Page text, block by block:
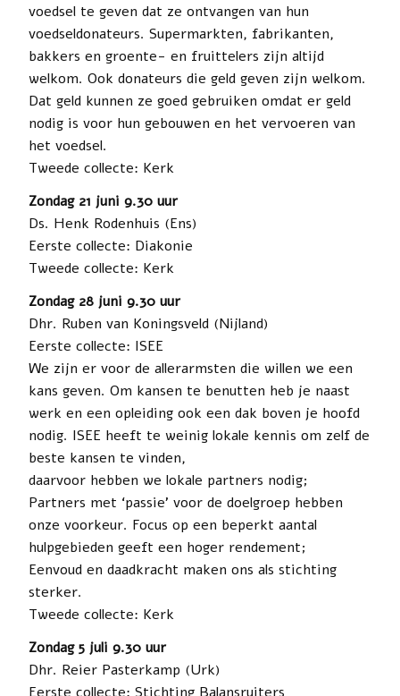
voedsel te geven dat ze ontvangen van hun
voedseldonateurs. Supermarkten, fabrikanten,
bakkers en groente- en fruittelers zijn altijd
welkom. Ook donateurs die geld geven zijn welkom.
Dat geld kunnen ze goed gebruiken omdat er geld
nodig is voor hun gebouwen en het vervoeren van
het voedsel.
Tweede collecte: Kerk
Zondag 21 juni 9.30 uur
Ds. Henk Rodenhuis (Ens)
Eerste collecte: Diakonie
Tweede collecte: Kerk
Zondag 28 juni 9.30 uur
Dhr. Ruben van Koningsveld (Nijland)
Eerste collecte: ISEE
We zijn er voor de allerarmsten die willen we een
kans geven. Om kansen te benutten heb je naast
werk en een opleiding ook een dak boven je hoofd
nodig. ISEE heeft te weinig lokale kennis om zelf de
beste kansen te vinden,
daarvoor hebben we lokale partners nodig;
Partners met ‘passie’ voor de doelgroep hebben
onze voorkeur. Focus op een beperkt aantal
hulpgebieden geeft een hoger rendement;
Eenvoud en daadkracht maken ons als stichting
sterker.
Tweede collecte: Kerk
Zondag 5 juli 9.30 uur
Dhr. Reier Pasterkamp (Urk)